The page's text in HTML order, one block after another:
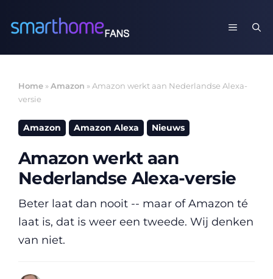
naar
MENU
Home »Amazon » Amazon werkt aan Nederlandse Alexa-
versie
Amazon Amazon Alexa Nieuws
Amazon werkt aan
Nederlandse Alexa-versie
Beter laat dan nooit -- maar of Amazon té
laat is, dat is weer een tweede. Wij denken
van niet.